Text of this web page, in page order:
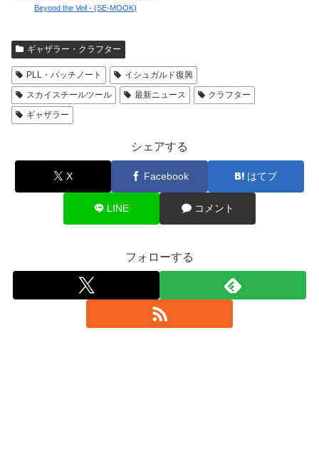
Beyond the Veil - (SE-MOOK)
ギャザラー・クラフター
PLL・パッチノート
イシュガルド復興
スカイスチールツール
最新ニュース
クラフター
ギャザラー
シェアする
X Facebook はてブ
LINE コメント
フォローする